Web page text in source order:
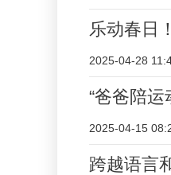
乐动春日
2025-04-28
“爸爸陪
2025-04-15
跨越语言